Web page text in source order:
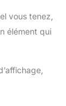
vous tenez,
élément qui